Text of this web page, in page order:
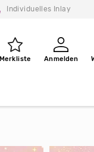
Individuelles Inlay
Merkliste Anmelden